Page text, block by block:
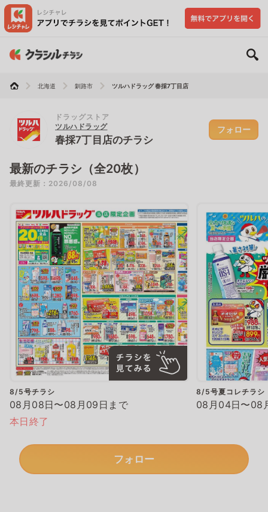
北海道 釧路市 ツルハドラッグ 春採7丁目店
ドラッグストア
ツルハドラッグ
春採7丁目店のチラシ
フォロー
最新のチラシ（全20枚）
最終更新：2026/08/08
8/5号チラシ
08月08日〜08月09日まで
本日終了
8/5号夏コレチラシ
08月04日〜08
フォロー